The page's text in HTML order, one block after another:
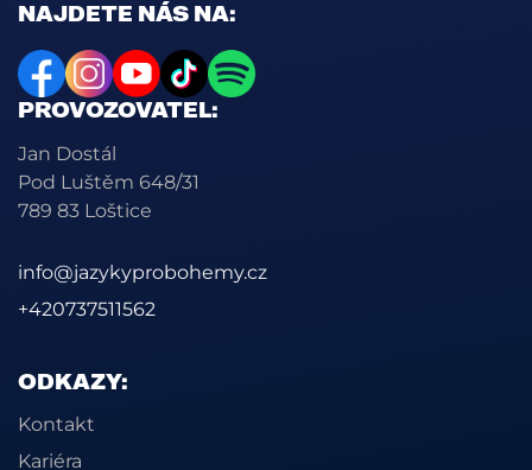
NAJDETE NÁS NA:
PROVOZOVATEL:
Jan Dostál
Pod Luštěm 648/31
789 83 Loštice
info@jazykyprobohemy.cz
+420737511562
ODKAZY:
Kontakt
Kariéra